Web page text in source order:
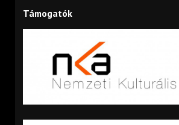
Támogatók